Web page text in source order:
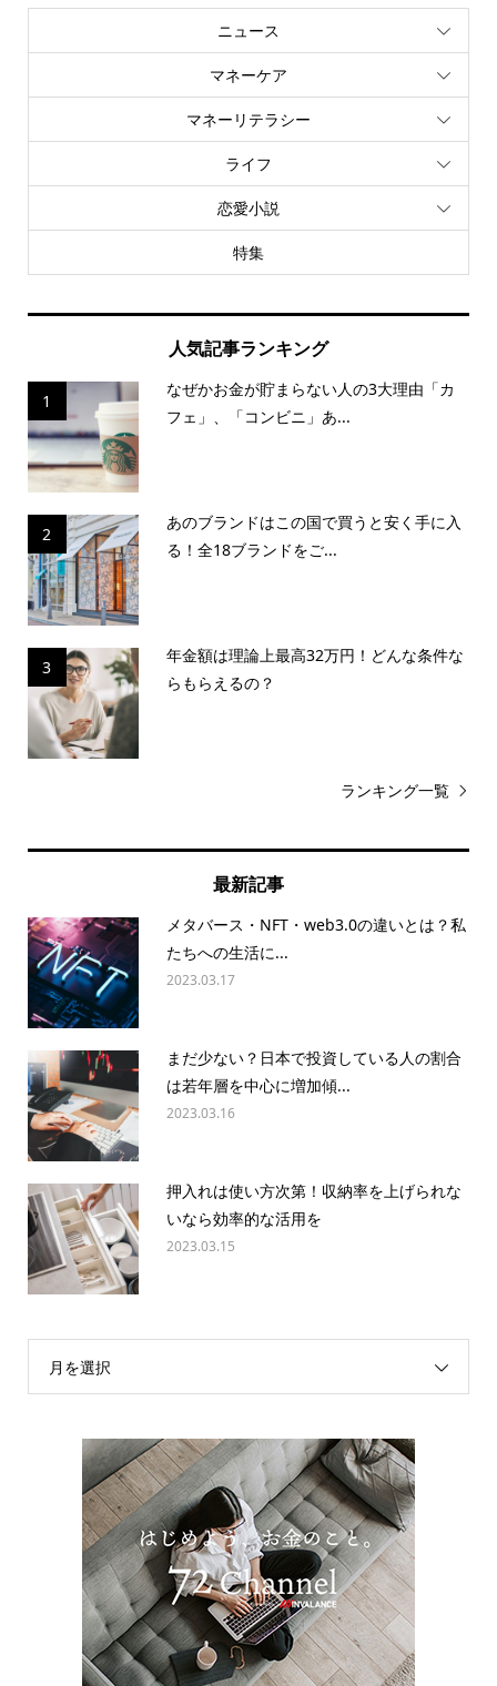
ニュース
マネーケア
マネーリテラシー
ライフ
恋愛小説
特集
人気記事ランキング
1
なぜかお金が貯まらない人の3大理由「カ
フェ」、「コンビニ」あ...
2
あのブランドはこの国で買うと安く手に入
る！全18ブランドをご...
3
年金額は理論上最高32万円！どんな条件な
らもらえるの？
ランキング一覧
最新記事
メタバース・NFT・web3.0の違いとは？私
たちへの生活に...
2023.03.17
まだ少ない？日本で投資している人の割合
は若年層を中心に増加傾...
2023.03.16
押入れは使い方次第！収納率を上げられな
いなら効率的な活用を
2023.03.15
月を選択